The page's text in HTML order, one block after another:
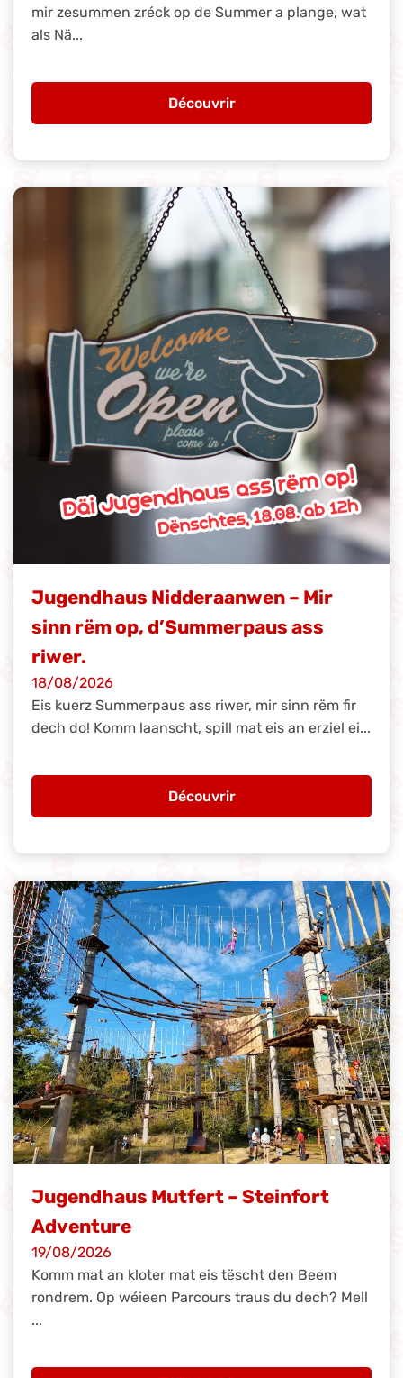
mir zesummen zréck op de Summer a plange, wat
als Nä...
Découvrir
Jugendhaus Nidderaanwen – Mir
sinn rëm op, d’Summerpaus ass
riwer.
18/08/2026
Eis kuerz Summerpaus ass riwer, mir sinn rëm fir
dech do! Komm laanscht, spill mat eis an erziel ei...
Découvrir
Jugendhaus Mutfert – Steinfort
Adventure
19/08/2026
Komm mat an kloter mat eis tëscht den Beem
rondrem. Op wéieen Parcours traus du dech? Mell
...